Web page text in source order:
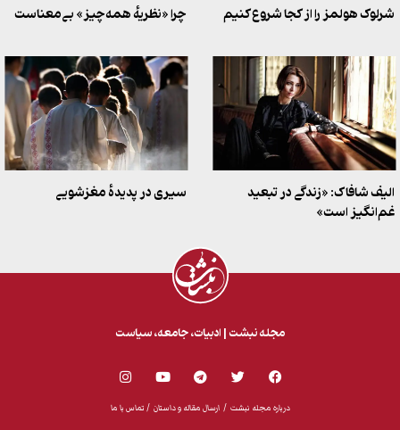
شرلوک هولمز را از کجا شروع کنیم چرا «نظریهٔ همه‌چیز» بی‌معناست
الیف شافاک: «زندگی در تبعید
غم‌انگیز است»
سیری در پدیدهٔ مغزشویی
مجله نبشت | ادبیات،‌ جامعه، سیاست
درباره مجله نبشت/ارسال مقاله و داستان / تماس با ما